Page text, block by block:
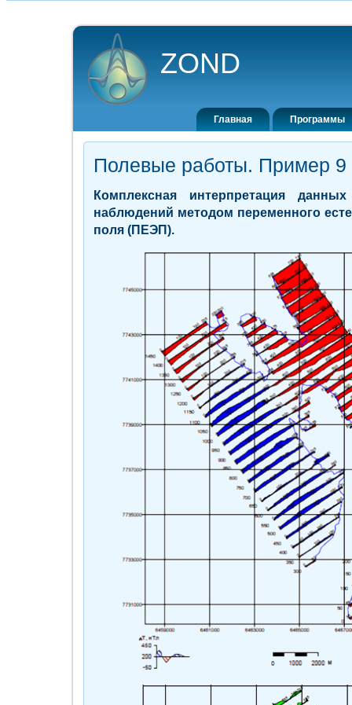
ZOND
Главная Программы
Полевые работы. Пример 9
Комплексная интерпретация
наблюдений методом переменного
поля (ПЕЭП).